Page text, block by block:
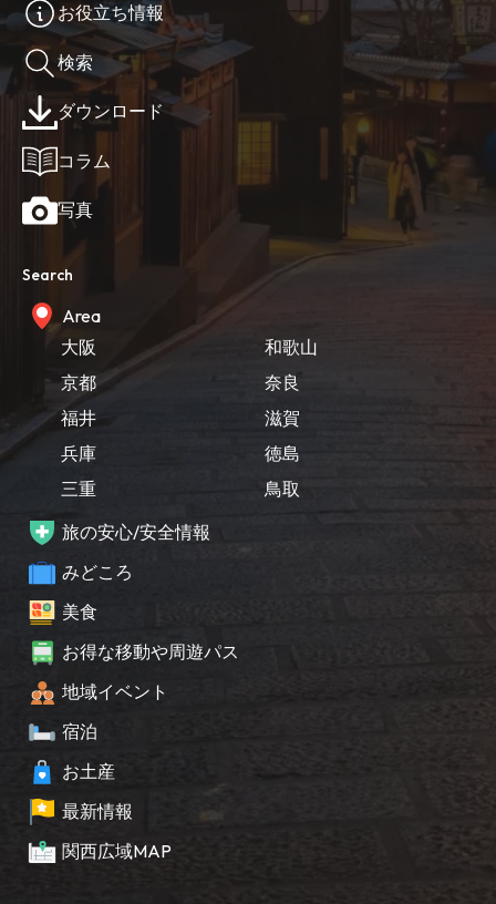
お役立ち情報
検索
ダウンロード
コラム
写真
Search
Area
大阪
京都
福井
兵庫
三重
和歌山
奈良
滋賀
徳島
鳥取
旅の安心/安全情報
みどころ
美食
お得な移動や周遊パス
地域イベント
宿泊
お土産
最新情報
関西広域MAP